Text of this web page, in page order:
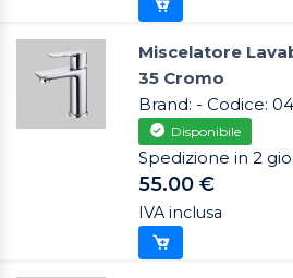
Miscelatore
35 Cromo
Brand: - Codice:
Disponibile
Spedizione in 2
55.00 €
IVA inclusa